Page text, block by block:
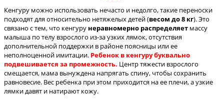
Кенгуру можно использовать нечасто и недолго, такие переноски
подходят для относительно нетяжелых детей (весом до 8 кг). Это
связано с тем, что кенгуру неравномерно распределяет массу
малыша по телу взрослого из-за узких лямок, отсутствия
дополнительной поддержки в районе поясницы или ее
неполноценной имитации. Ребенок в кенгуру буквально
подвешивается за промежность. Центр тяжести взрослого
смещается, мама вынуждена напрягать спину, чтобы сохранить
равновесие. Вес ребенка при этом приходится на ее плечи, а узкие
лямки давят и натирают кожу.